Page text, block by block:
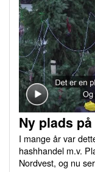
Ny plads
I mange år var
hashhandel m.v.
Nordvest, og nu